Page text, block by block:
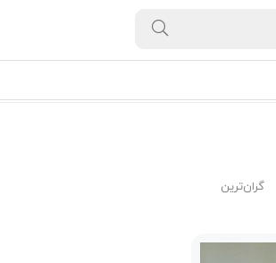
گران‌ترین